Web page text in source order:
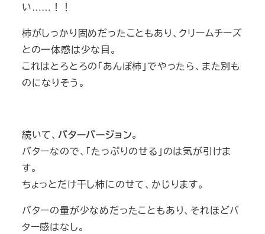
い……！！
柿がしっかり固めだったこともあり、クリームチーズ
との一体感は少な目。
これはとろとろの「あんぽ柿」でやったら、また別も
のになりそう。
続いて、 バターバージョン。
バターなので、「たっぷりのせる」のは気が引けま
す。
ちょっとだけ干し柿にのせて、かじります。
バターの量が少なめだったこともあり、それほどバ
ター感はなし。